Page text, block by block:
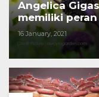
Angelica
memiliki
16 January, 2021